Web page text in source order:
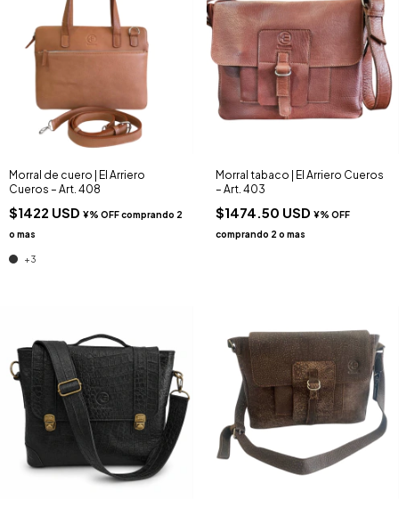
Morral de cuero | El Arriero
Cueros – Art. 408
$1422 USD
+3
Morral tabaco | El Arriero Cueros
– Art. 403
$1474.50 USD